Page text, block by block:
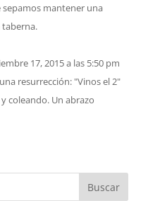
sepamos mantener una
17, 2015 a las 5:50 pm
resurrección: "Vinos el 2"
coleando. Un abrazo